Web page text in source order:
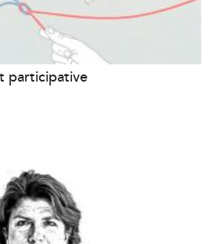
participative